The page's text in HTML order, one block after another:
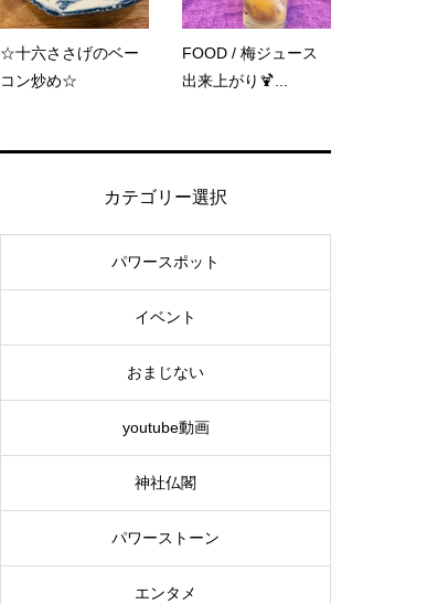
☆十六ささげのベー
コン炒め☆
FOOD / 梅ジュース
出来上がり🍹...
カテゴリー選択
パワースポット
イベント
おまじない
youtube動画
神社仏閣
パワーストーン
エンタメ